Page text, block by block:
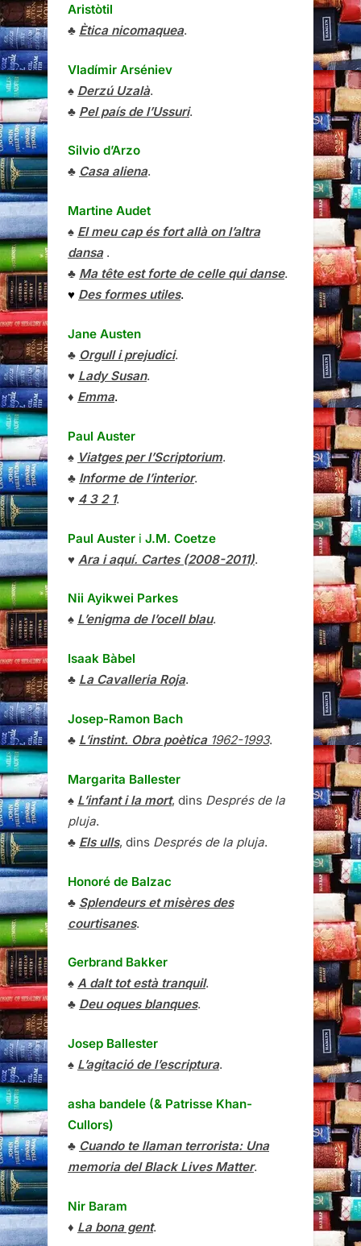
Aristòtil
♣ Ètica nicomaquea.
Vladímir Arséniev
♠ Derzú Uzalà.
♣ Pel país de l’Ussuri.
Silvio d’Arzo
♣ Casa aliena.
Martine Audet
♠ El meu cap és fort allà on l’altra
dansa.
♣ Ma tête est forte de celle qui danse.
♥ Des formes utiles.
Jane Austen
♣ Orgull i prejudici.
♥ Lady Susan.
♦ Emma.
Paul Auster
♠ Viatges per l’Scriptorium.
♣ Informe de l’interior.
♥ 4 3 2 1.
Paul Auster i J.M. Coetze
♥ Ara i aquí. Cartes (2008-2011).
Nii Ayikwei Parkes
♠ L’enigma de l’ocell blau.
Isaak Bàbel
♣ La Cavalleria Roja.
Josep-Ramon Bach
♣ L’instint. Obra poètica1962-1993.
Margarita Ballester
♠ L’infant i la mort, dins Després de la
pluja.
♣ Els ulls, dins Després de la pluja.
Honoré de Balzac
♣ Splendeurs et misères des
courtisanes.
Gerbrand Bakker
♠ A dalt tot està tranquil.
♣ Deu oques blanques.
Josep Ballester
♠ L’agitació de l’escriptura.
asha bandele (& Patrisse Khan-
Cullors)
♣ Cuando te llaman terrorista: Una
memoria del Black Lives Matter.
Nir Baram
♦ La bona gent.